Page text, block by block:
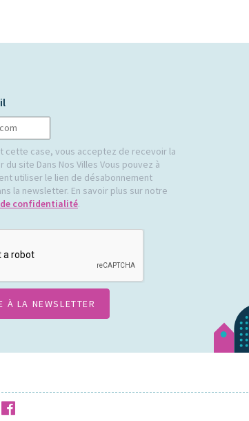
cette case, vous acceptez de recevoir la
du site Dans Nos Villes Vous pouvez à
utiliser le lien de désabonnement
la newsletter. En savoir plus sur notre
confidentialité.
facebook